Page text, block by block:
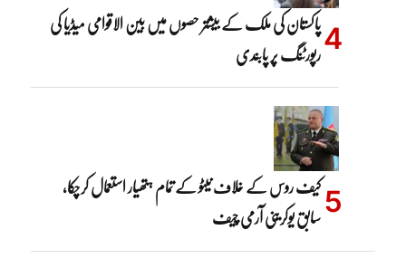
پاکستان کی ملک کے بیشتر حصوں میں بین الاقوامی میڈیا کی
رپورٹنگ پر پابندی
کیف روس کے خلاف نیٹو کے تمام ہتھیار استعمال کرچکا،
سابق یوکرینی آرمی چیف